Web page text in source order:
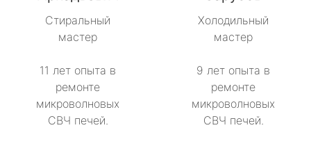
Стиральный
мастер
11 лет опыта в
ремонте
микроволновых
СВЧ печей.
Холодильный
мастер
9 лет опыта в
ремонте
микроволновых
СВЧ печей.